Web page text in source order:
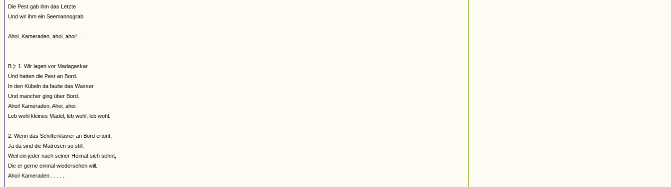
Die Pest gab ihm das Letzte
Und wir ihm ein Seemannsgrab
Ahoi, Kameraden, ahoi, ahoi!...
B.): 1. Wir lagen vor Madagaskar
Und hatten die Pest an Bord.
In den Kübeln da faulte das Wasser
Und mancher ging über Bord.
Ahoi! Kameraden. Ahoi, ahoi.
Leb wohl kleines Mädel, leb wohl, leb wohl.
2. Wenn das Schifferklavier an Bord ertönt,
Ja da sind die Matrosen so still,
Weil ein jeder nach seiner Heimat sich sehnt,
Die er gerne einmal wiedersehen will.
Ahoi! Kameraden . . . . .